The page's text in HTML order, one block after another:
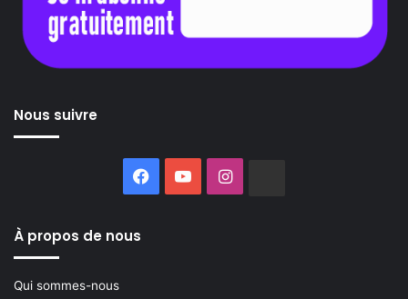
Nous suivre
Facebook
YouTubeInstagram
À propos de nous
Qui sommes-nous